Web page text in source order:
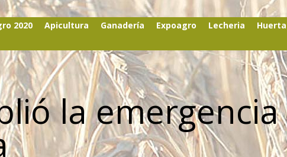
2020 Apicultura Ganadería Expoagro Lecheria
la emergencia